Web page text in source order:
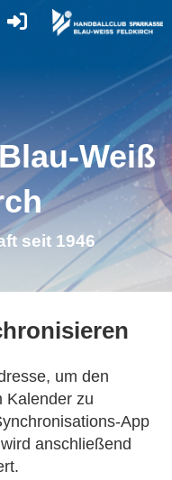
Weiß
seit 1946
um den
Kalender zu
App
anschließend